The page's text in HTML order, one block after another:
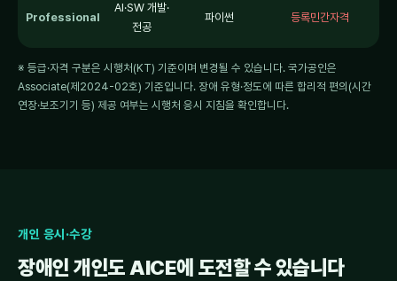
Professional
AI·SW 개발·
전공
파이썬 등록민간자격
※ 등급·자격 구분은 시행처(KT) 기준이며 변경될 수 있습니다. 국가공인은
Associate(제2024-02호) 기준입니다. 장애 유형·정도에 따른 합리적 편의(시간
연장·보조기기 등) 제공 여부는 시행처 응시 지침을 확인합니다.
개인 응시·수강
장애인 개인도 AICE에 도전할 수 있습니다